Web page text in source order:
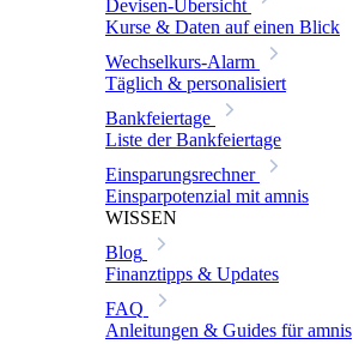
Devisen-Übersicht
Kurse & Daten auf einen Blick
Wechselkurs-Alarm
Täglich & personalisiert
Bankfeiertage
Liste der Bankfeiertage
Einsparungsrechner
Einsparpotenzial mit amnis
WISSEN
Blog
Finanztipps & Updates
FAQ
Anleitungen & Guides für amnis